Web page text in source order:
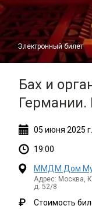
Бах и
Германии.
Электронный билет
05 июня 2025 г.
19:00
ММДМ Дом
Адрес: Москва,
д. 52/8
₽ Стоимость